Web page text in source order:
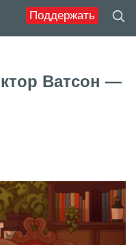
Поддержать
Ватсон —